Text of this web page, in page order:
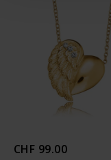
CHF 99.00